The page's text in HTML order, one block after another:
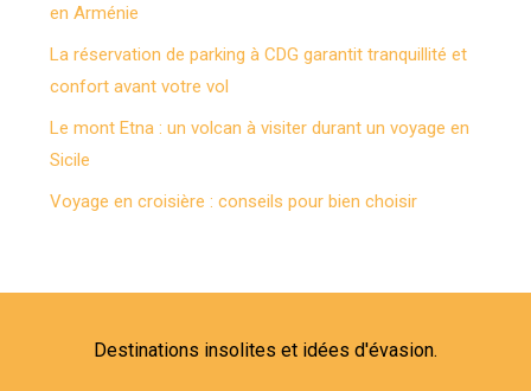
en Arménie
La réservation de parking à CDG garantit tranquillité et
confort avant votre vol
Le mont Etna : un volcan à visiter durant un voyage en
Sicile
Voyage en croisière : conseils pour bien choisir
Destinations insolites et idées d'évasion.